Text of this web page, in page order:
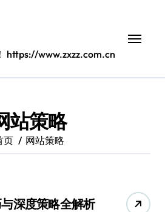
https://www.zxzz.com.cn
站策略
页 网站策略
深度策略全解析